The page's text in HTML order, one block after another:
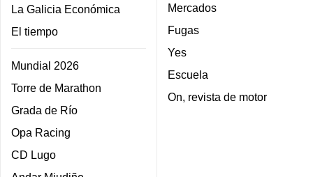
La Galicia Económica
El tiempo
Mundial 2026
Torre de Marathon
Grada de Río
Opa Racing
CD Lugo
Mercados
Fugas
Yes
Escuela
On, revista de motor